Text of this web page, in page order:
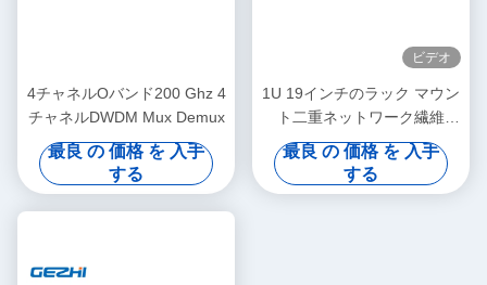
4チャネルOバンド200 Ghz 4
チャネルDWDM Mux Demux
最良 の 価格 を 入手
する
ビデオ
1U 19インチのラック マウン
ト二重ネットワーク繊維
1x16 DWDM Mux Demux
最良 の 価格 を 入手
する